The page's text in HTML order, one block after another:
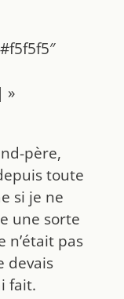
»
père,
toute
si je ne
une sorte
n’était pas
devais
fait.